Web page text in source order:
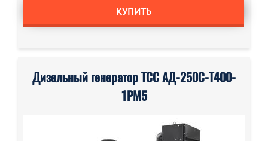
КУПИТЬ
Дизельный генератор ТСС АД-250С-Т400-
1РМ5